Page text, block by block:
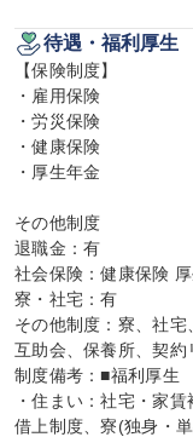
待遇・福利厚生
【保険制度】
・雇用保険
・労災保険
・健康保険
・厚生年金
その他制度
退職金：有
社会保険：健康保険
寮・社宅：有
その他制度：寮、社
互助会、保養所、契
制度備考：■福利厚生
・住まい：社宅・家
借上制度、寮(独身・